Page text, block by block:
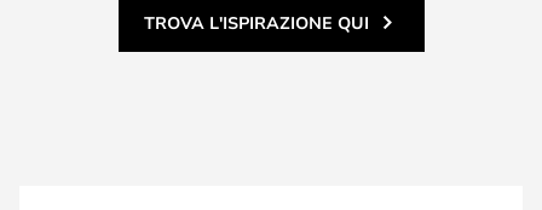
TROVA L'ISPIRAZIONE QUI